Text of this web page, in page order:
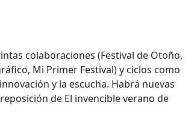
colaboraciones (Festival de Otoño,
Mi Primer Festival) y ciclos como
y la escucha. Habrá nuevas
de El invencible verano de